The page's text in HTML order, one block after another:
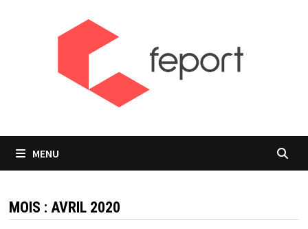
MENU
MOIS : AVRIL 2020